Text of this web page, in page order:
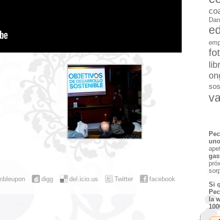
facebook
Twitter
del.icio.us
digg
Si
la